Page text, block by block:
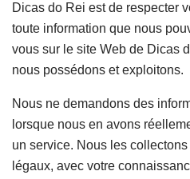
Dicas do Rei est de respecter
toute information que nous
vous sur le site Web de Dicas
nous possédons et exploitons.
Nous ne demandons des
lorsque nous en avons
un service. Nous les
légaux, avec votre